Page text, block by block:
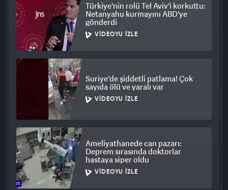
Türkiye'nin rolü Tel Aviv'i korkuttu:
Netanyahu kurmayını ABD'ye
gönderdi
VIDEOYU İZLE
Suriye'de şiddetli patlama! Çok
sayıda ölü ve yaralı var
VIDEOYU İZLE
Ameliyathanede can pazarı:
Deprem sırasında doktorlar
hastaya siper oldu
VIDEOYU İZLE